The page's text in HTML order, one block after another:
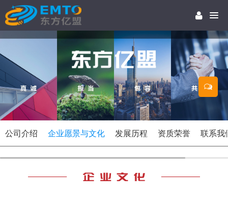
公司介绍 企业愿景与文化 发展历程 资质荣誉 联系我